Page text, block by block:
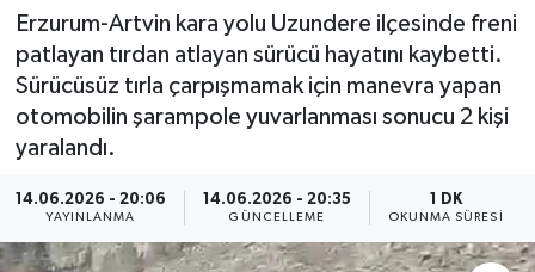
Erzurum-Artvin kara yolu Uzundere ilçesinde freni
patlayan tırdan atlayan sürücü hayatını kaybetti.
Sürücüsüz tırla çarpışmamak için manevra yapan
otomobilin şarampole yuvarlanması sonucu 2 kişi
yaralandı.
14.06.2026 - 20:06
YAYINLANMA
14.06.2026 - 20:35
GÜNCELLEME
1 DK
OKUNMA SÜRESI